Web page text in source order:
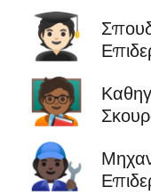
🧑🏻‍🎓
🧑🏾‍🏫
🧑🏿‍🔧